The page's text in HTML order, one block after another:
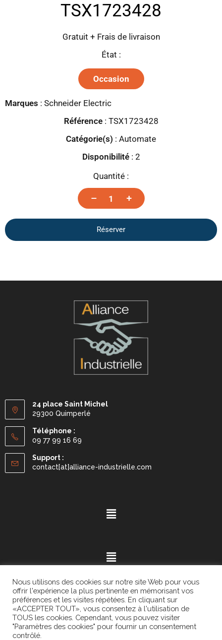
TSX1723428
Gratuit + Frais de livraison
État :
Occasion
Marques : Schneider Electric
Référence: TSX1723428
Catégorie(s) : Automate
Disponibilité: 2
Quantité :
– +
Réserver
24 place Saint Michel
29300 Quimperlé
Téléphone :
09 77 99 16 69
Support :
contact[at]alliance-industrielle.com
Mention légales - ©2021.Alvaria. All Rights Reserved.
Nous utilisons des cookies sur notre site Web pour vous
offrir l'expérience la plus pertinente en mémorisant vos
préférences et les visites répétées. En cliquant sur
«ACCEPTER TOUT», vous consentez à l'utilisation de
TOUS les cookies. Cependant, vous pouvez visiter
"Paramètres des cookies" pour fournir un consentement
contrôlé.